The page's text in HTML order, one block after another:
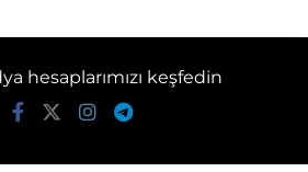
hesaplarımızı keşfedin